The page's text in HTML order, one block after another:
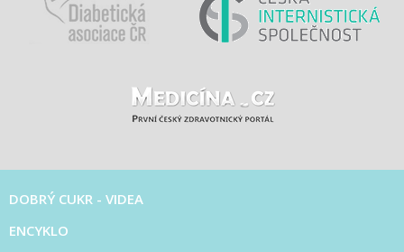
DOBRÝ CUKR - VIDEA
ENCYKLO